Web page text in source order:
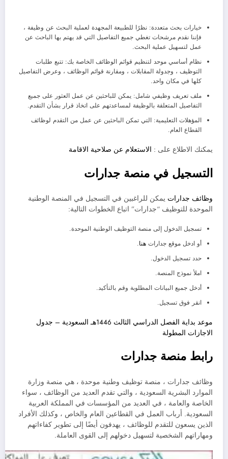
خيارات بحث متعددة: نظرًا للطبيعة المجهدة لعملية البحث عن وظيفة ،
فإننا نقدم مرشحات تغطي جميع التفاصيل التي قد يهتم بها الباحث عن
عمل لتسهيل عملية البحث.
نظام أساسي موحد لتنظيم قوائم الوظائف الخاصة بك: تتبع طلبات
التوظيف ، وجدولة المقابلات ، ومقارنة قوائم الوظائف ، وعرض التفاصيل
كلها في مكان واحد.
ملف تعريف وظيفي شامل: يمكن للباحثين عن عمل العثور على جميع
التفاصيل المتعلقة بالوظيفة لمساعدتهم على اتخاذ قرار بشأن التقدم.
المؤهلات التعليمية: التي تمكن الباحثين عن عمل من التقدم لوظائف
القطاع العام.
يمكنك الاطلاع على : الاستعلام عن صلاحية الاقامة
التسجيل في منصة جدارات
وظائف جدارات يمكن للراغبين في التسجيل في المنصة الوطنية
الموحدة للتوظيف “جدارات” اتباع الخطوات التالية:
تسجيل الدخول إلى منصة التوظيف الوطنية الموحدة.
أو ادخل موقع جدارات هنا.
حدد تسجيل الدخول.
املأ نموذج المنصة.
أدخل جميع البيانات المطلوبة وقم بالتأكيد.
انقر فوق تسجيل.
موعد بداية الفصل الدراسي الثالث 1446هـ السعودية – جدول
الاجازات المطولة
رابط منصة جدارات
وظائف جدارات ، منصة توظيف وطنية موحدة ، هي منصة وزارة
الموارد البشرية السعودية ، والتي تقدم العديد من الوظائف ، سواء
الخاصة والعامة ، في العديد من المؤسسات في المملكة العربية
السعودية. أرباب العمل في القطاعين العام والخاص ، وكذلك الأفراد
الذين يسعون للتقدم للوظائف ، يهدفون أيضًا إلى تطوير كفاءاتهم
ومهاراتهم الشخصية لتسهيل دخولهم إلى القوى العاملة.